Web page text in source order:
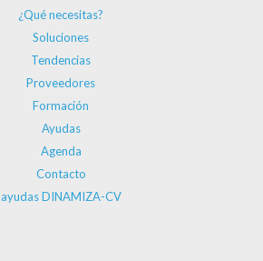
¿Qué necesitas?
Soluciones
Tendencias
Proveedores
Formación
Ayudas
Agenda
Contacto
ayudas DINAMIZA-CV